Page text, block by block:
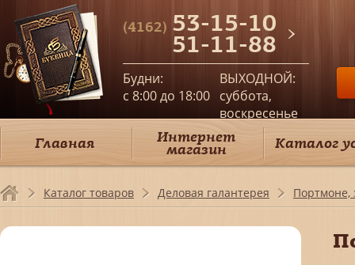
(4162) 53-15-10
51-11-88
Будни:
c 8:00 до 18:00
ВЫХОДНОЙ:
суббота,
воскресенье
Главная Интернет
магазин Каталог
Каталог товаров Деловая галантерея